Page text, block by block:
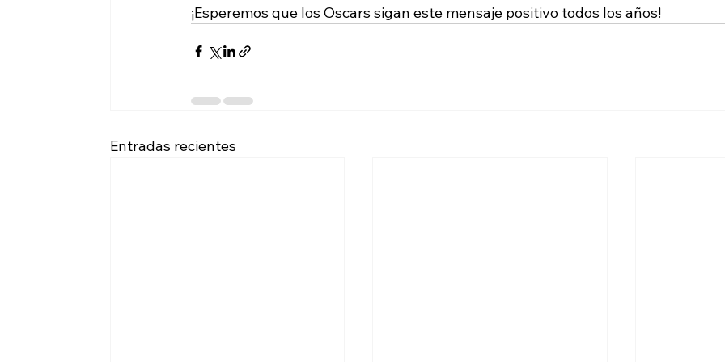
¡Esperemos que los Oscars sigan este mensaje positivo todos los años!
Entradas recientes